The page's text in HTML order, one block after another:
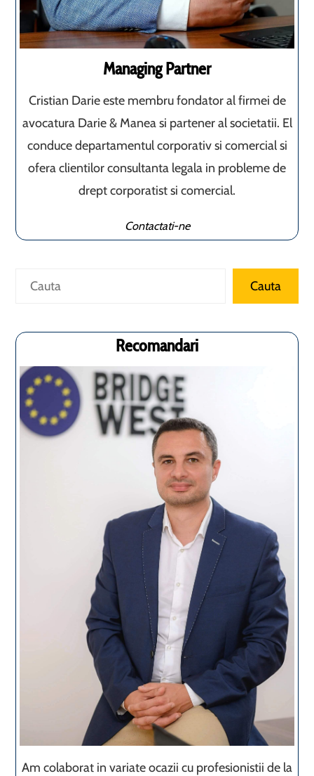
Managing Partner
Cristian Darie este membru fondator al firmei de
avocatura Darie & Manea si partener al societatii. El
conduce departamentul corporativ si comercial si
ofera clientilor consultanta legala in probleme de
drept corporatist si comercial.
Contactati-ne
Caută Cauta
Recomandari
Am colaborat in variate ocazii cu profesionistii de la